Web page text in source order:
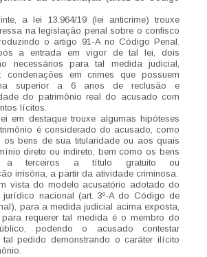
a lei 13.964/19 (lei anticrime) trouxe
na legislação penal sobre o confisco
o artigo 91-A no Código Penal.
a entrada em vigor de tal lei, dois
necessários para tal medida judicial,
condenações em crimes que possuem
superior a 6 anos de reclusão e
do patrimônio real do acusado com
lícitos.
em destaque trouxe algumas hipóteses
é considerado do acusado, como
os bens de sua titularidade ou aos quais
direto ou indireto, bem como os bens
a terceiros a título gratuito ou
irrisória, a partir da atividade criminosa.
vista do modelo acusatório adotado do
jurídico nacional (art. 3º-A do Código de
para a medida judicial acima exposta,
requerer tal medida é o membro do
podendo o acusado contestar
tal pedido demonstrando o caráter ilícito